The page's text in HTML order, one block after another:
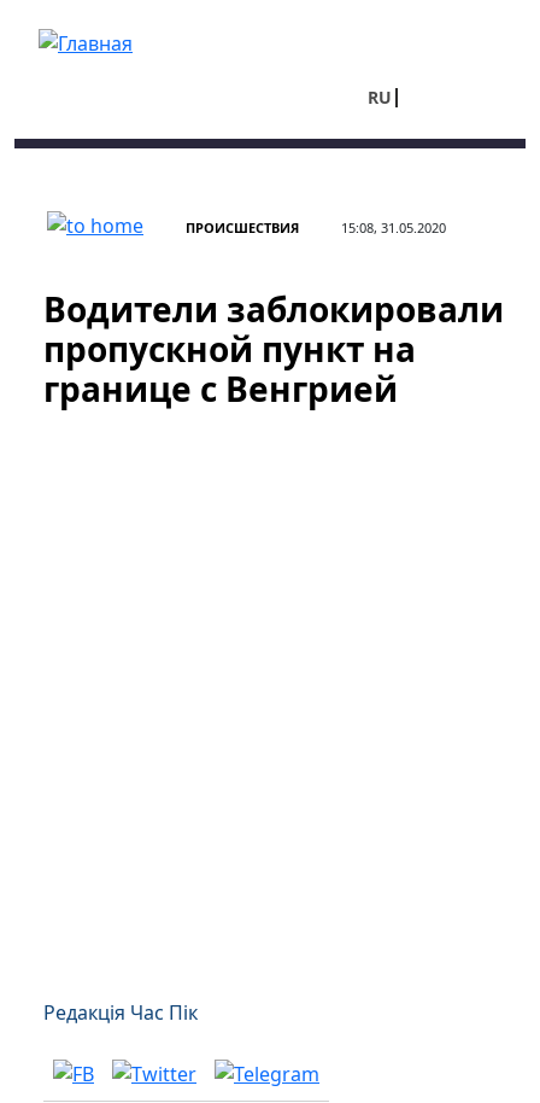
RU
ПРОИСШЕСТВИЯ 15:08, 31.05.2020
Водители заблокировали
пропускной пункт на
границе с Венгрией
Редакція Час Пік